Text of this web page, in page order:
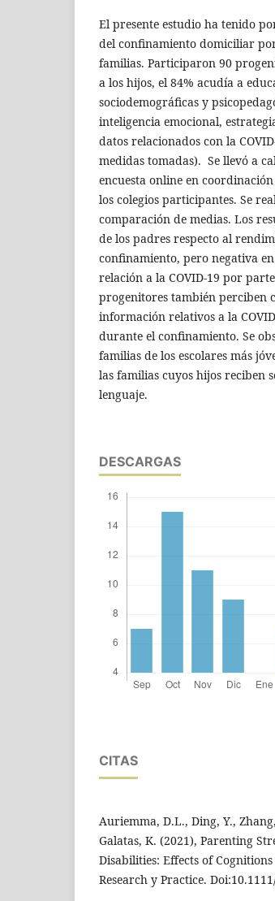
El presente estudio ha tenido
del confinamiento domiciliar por
familias. Participaron 90
a los hijos, el 84% acudía a
sociodemográficas y
inteligencia emocional,
datos relacionados con la
medidas tomadas). Se llevó a
encuesta online en
los colegios participantes. Se
comparación de medias. Los
de los padres respecto al
confinamiento, pero negativa
relación a la COVID-19 por
progenitores también perciben
información relativos a la
durante el confinamiento. Se
familias de los escolares más
las familias cuyos hijos reciben
lenguaje.
DESCARGAS
CITAS
Auriemma, D.L., Ding, Y.,
Galatas, K. (2021), Parenting
Disabilities: Effects of
Research y Practice.